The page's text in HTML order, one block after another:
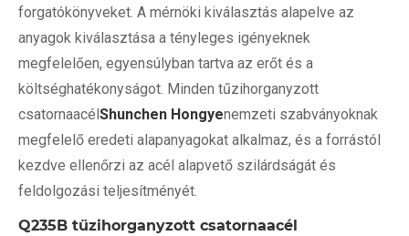
forgatókönyveket. A mérnöki kiválasztás alapelve az
anyagok kiválasztása a tényleges igényeknek
megfelelően, egyensúlyban tartva az erőt és a
költséghatékonyságot. Minden tűzihorganyzott
csatornaacélShunchen Hongyenemzeti szabványoknak
megfelelő eredeti alapanyagokat alkalmaz, és a forrástól
kezdve ellenőrzi az acél alapvető szilárdságát és
feldolgozási teljesítményét.
Q235B tűzihorganyzott csatornaacél